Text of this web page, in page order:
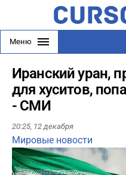
Меню
Иранский уран,
для хуситов,
- СМИ
20:25, 12 декабря
Мировые новости